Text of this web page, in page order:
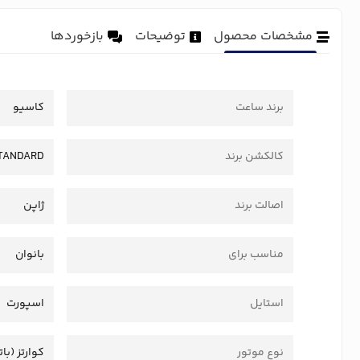
مشخصات محصول توضیحات بازخوردها
برند ساعت کاسیو
کالکشن برند
اصالت برند ژاپن
مناسب برای بانوان
استایل اسپورت
نوع موتور کوارتز